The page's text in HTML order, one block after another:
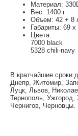
Материал:
Вес: 1400 г
Объем: 42 + 8
Габариты: 69
Цвета:
7000 black
5328 chili-navy
В кратчайшие сроки
Днепр, Житомир,
Луцк, Львов,
Тернополь,
Чернигов, Черновцы.